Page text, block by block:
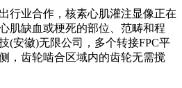
业合作，核素心肌灌注显像正在
肌缺血或梗死的部位、范畴和程
(安徽)无限公司，多个转接FPC平
，齿轮啮合区域内的齿轮无需搅